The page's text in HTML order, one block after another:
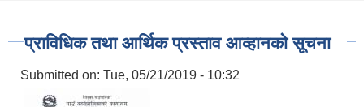
प्राविधिक तथा आर्थिक प्रस्ताव आव्हानकाे सूचना
Submitted on: Tue, 05/21/2019 - 10:32